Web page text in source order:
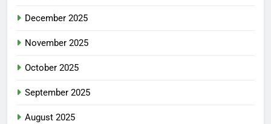
December 2025
November 2025
October 2025
September 2025
August 2025